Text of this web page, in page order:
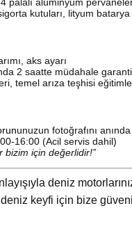
kutuları, lityum
aks ayarı
2 saatte müdahale
temel arıza teşhisi
unuzun fotoğrafını
16:00 (Acil servis dahil)
bizim için değerlidir!”
deniz
keyfi için bize